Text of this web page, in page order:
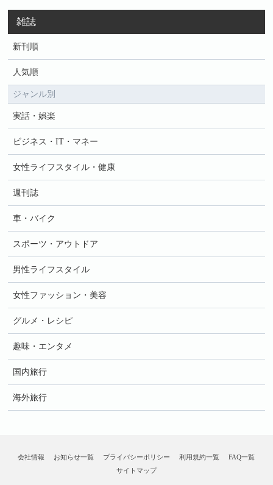
雑誌
新刊順
人気順
ジャンル別
実話・娯楽
ビジネス・IT・マネー
女性ライフスタイル・健康
週刊誌
車・バイク
スポーツ・アウトドア
男性ライフスタイル
女性ファッション・美容
グルメ・レシピ
趣味・エンタメ
国内旅行
海外旅行
会社情報 お知らせ一覧 プライバシーポリシー 利用規約一覧
FAQ一覧
サイトマップ